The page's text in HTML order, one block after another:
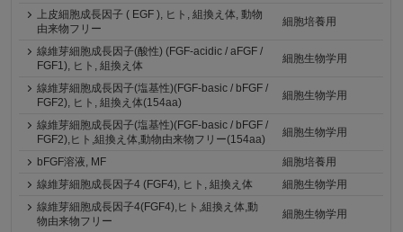
上皮細胞成長因子 ( EGF ), ヒト, 組換え体, 動物
由来物フリー
細胞培養用
線維芽細胞成長因子(酸性) (FGF-acidic / aFGF /
FGF1), ヒト, 組換え体
細胞生物学用
線維芽細胞成長因子(塩基性)(FGF-basic / bFGF /
FGF2), ヒト, 組換え体(154aa)
細胞生物学用
線維芽細胞成長因子(塩基性)(FGF-basic / bFGF /
FGF2),ヒト,組換え体,動物由来物フリー(154aa)
細胞生物学用
bFGF溶液, MF
細胞培養用
線維芽細胞成長因子4 (FGF4), ヒト, 組換え体
細胞生物学用
線維芽細胞成長因子4(FGF4),ヒト,組換え体,動
物由来物フリー
細胞生物学用